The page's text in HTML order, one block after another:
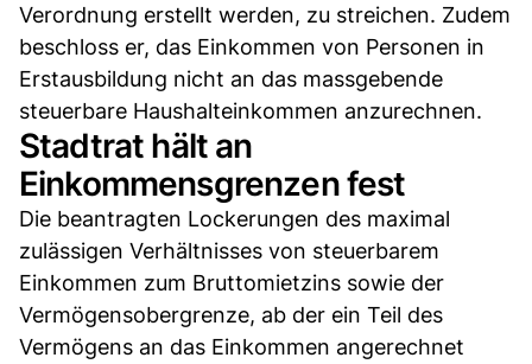
Verordnung erstellt werden, zu streichen. Zudem
beschloss er, das Einkommen von Personen in
Erstausbildung nicht an das massgebende
steuerbare Haushalteinkommen anzurechnen.
Stadtrat hält an
Einkommensgrenzen fest
Die beantragten Lockerungen des maximal
zulässigen Verhältnisses von steuerbarem
Einkommen zum Bruttomietzins sowie der
Vermögensobergrenze, ab der ein Teil des
Vermögens an das Einkommen angerechnet